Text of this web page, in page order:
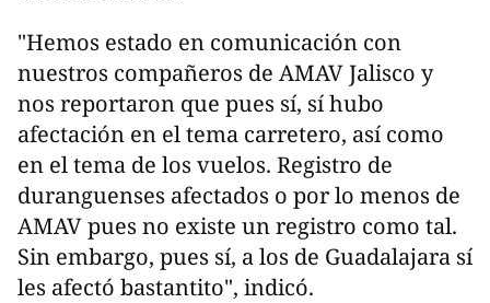
"Hemos estado en comunicación con
nuestros compañeros de AMAV Jalisco y
nos reportaron que pues sí, sí hubo
afectación en el tema carretero, así como
en el tema de los vuelos. Registro de
duranguenses afectados o por lo menos de
AMAV pues no existe un registro como tal.
Sin embargo, pues sí, a los de Guadalajara sí
les afectó bastantito", indicó.